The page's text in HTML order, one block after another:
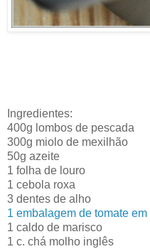
Ingredientes:
400g lombos de pescada
300g miolo de mexilhão
50g azeite
1 folha de louro
1 cebola roxa
3 dentes de alho
1 embalagem de tomate
1 caldo de marisco
1 c. chá molho inglês